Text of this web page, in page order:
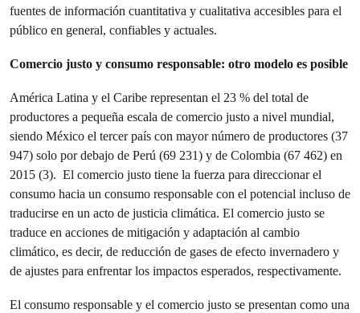
fuentes de información cuantitativa y cualitativa accesibles para el
público en general, confiables y actuales.
Comercio justo y consumo responsable: otro modelo es posible
América Latina y el Caribe representan el 23 % del total de
productores a pequeña escala de comercio justo a nivel mundial,
siendo México el tercer país con mayor número de productores (37
947) solo por debajo de Perú (69 231) y de Colombia (67 462) en
2015 (3). El comercio justo tiene la fuerza para direccionar el
consumo hacia un consumo responsable con el potencial incluso de
traducirse en un acto de justicia climática. El comercio justo se
traduce en acciones de mitigación y adaptación al cambio
climático, es decir, de reducción de gases de efecto invernadero y
de ajustes para enfrentar los impactos esperados, respectivamente.
El consumo responsable y el comercio justo se presentan como una